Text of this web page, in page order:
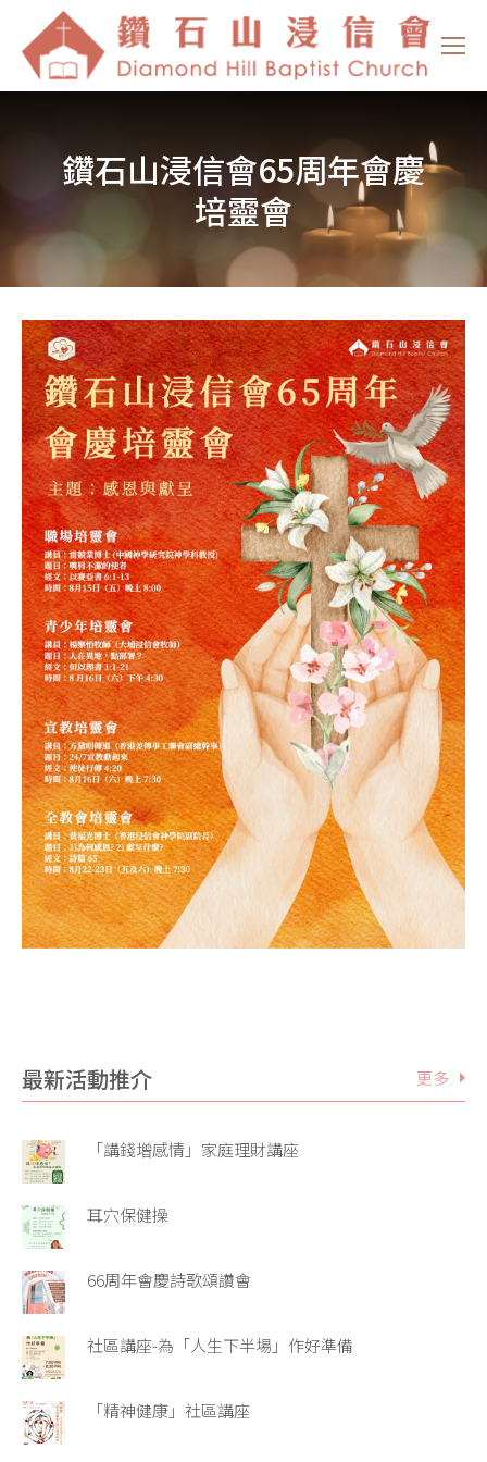
鑽石山浸信會65周年會慶
培靈會
最新活動推介
「講錢增感情」家庭理財講座
耳穴保健操
66周年會慶詩歌頌讚會
社區講座-為「人生下半場」作好準備
「精神健康」社區講座
更多